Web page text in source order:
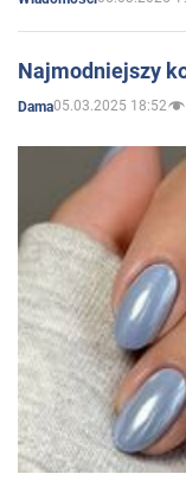
Najmodniejszy
Dama05.03.2025 18:52